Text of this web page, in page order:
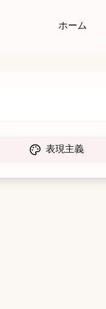
ホーム
表現主義